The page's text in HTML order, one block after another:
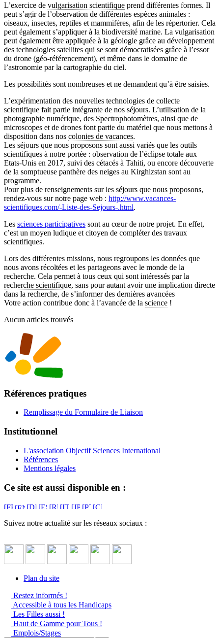
L’exercice de vulgarisation scientifique prend différentes formes. Il
peut s’agir de l’observation de différentes espèces animales :
oiseaux, insectes, reptiles et mammifères, afin de les répertorier. Cela
peut également s’appliquer à la biodiversité marine. La vulgarisation
peut également être appliquée à la géologie grâce au développement
des technologies satellites qui se sont démocratisées grâce à l’essor
du drone (géo-référencement), et même dans le domaine de
l’astronomie par la cartographie du ciel.
Les possibilités sont nombreuses et ne demandent qu’à être saisies.
L’expérimentation des nouvelles technologies de collecte
scientifique fait partie intégrante de nos séjours. L’utilisation de la
photographie numérique, des Spectrophotomètres, ainsi que de
microscopes et de drones font partie du matériel que nous mettons à
disposition dans nos colonies de vacances.
Les séjours que nous proposons sont aussi variés que les outils
scientifiques à notre portée : observation de l’éclipse totale aux
Etats-Unis en 2017, suivi des cétacés à Tahiti, ou encore découverte
de la somptueuse panthère des neiges au Kirghizstan sont au
programme.
Pour plus de renseignements sur les séjours que nous proposons,
rendez-vous sur notre page web : http://www.vacances-
scientifiques.com/-Liste-des-Sejours-.html.
Les sciences participatives sont au cœur de notre projet. En effet,
c’est un moyen ludique et citoyen de compléter des travaux
scientifiques.
Lors des différentes missions, nous regroupons les données que
nous avons récoltées et les partageons avec le monde de la
recherche. Cela permet à tous ceux qui sont intéressés par la
recherche scientifique, sans pour autant avoir une implication directe
dans la recherche, de s’informer des dernières avancées
Votre action contribue donc à l’avancée de la science !
Aucun articles trouvés
Références pratiques
Remplissage du Formulaire de Liaison
Institutionnel
L'association Objectif Sciences International
Références
Mentions légales
Ce site est aussi disponible en :
Suivez notre actualité sur les réseaux sociaux :
Plan du site
Restez informés !
Accessible à tous les Handicaps
Les Filles aussi !
Haut de Gamme pour Tous !
Emplois/Stages